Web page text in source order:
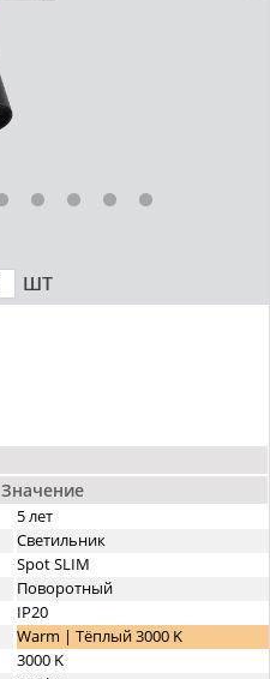
Значение
5 лет
Светильник
Spot SLIM
Поворотный
IP20
Warm | Тёплый 3000 K
3000 K
шт